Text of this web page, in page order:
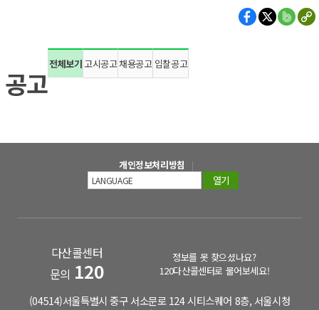
공고
전체보기 고시공고채용공고 입찰공고
개인정보처리방침
열기
다산콜센터
문의 120
정보를 못 찾으셨나요?
120다산콜센터로 물어보세요!
(04514)서울특별시 중구 서소문로 124 시티스퀘어 8층, 서울시청